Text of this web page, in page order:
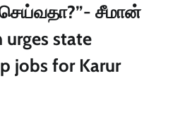
சீமான்
urges state
jobs for Karur